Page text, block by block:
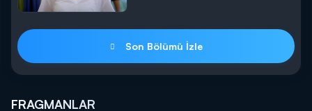
Son Bölümü İzle
FRAGMANLAR